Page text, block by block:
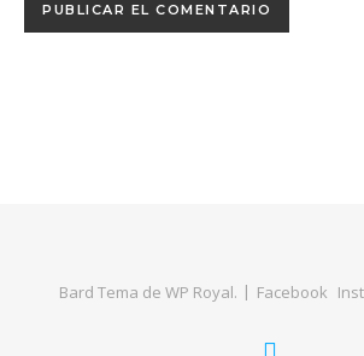
Bard Tema de WP Royal. Facebook